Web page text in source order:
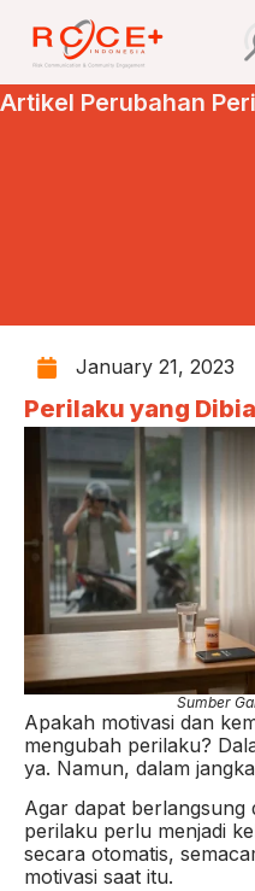
Artikel Perubahan
January 21, 2023
Perilaku yang
Sumber
Apakah motivasi dan
mengubah perilaku?
ya. Namun, dalam
Agar dapat berlangsung
perilaku perlu menjadi
secara otomatis,
motivasi saat itu.